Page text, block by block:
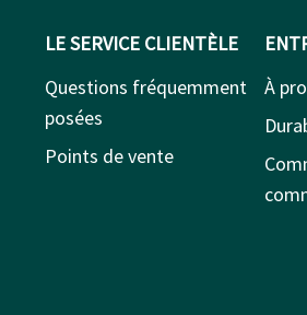
LE SERVICE CLIENTÈLE
Questions fréquemment
posées
Points de vente
À